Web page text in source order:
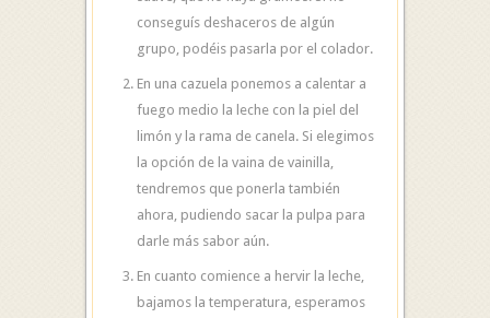
conseguís deshaceros de algún
grupo, podéis pasarla por el colador.
En una cazuela ponemos a calentar a
fuego medio la leche con la piel del
limón y la rama de canela. Si elegimos
la opción de la vaina de vainilla,
tendremos que ponerla también
ahora, pudiendo sacar la pulpa para
darle más sabor aún.
En cuanto comience a hervir la leche,
bajamos la temperatura, esperamos